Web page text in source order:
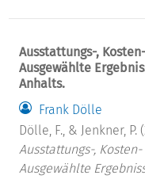
Ausstattungs-,
Ausgewählte
Anhalts.
Frank Dölle
Dölle, F., & Jenkner, P.
Ausstattungs-,
Ausgewählte